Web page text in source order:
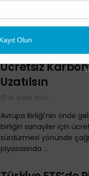
yaşanan sert düşüş,
Friedrich Merz olmak
sisteme ilk ...
Sanayicilerden
Ücretsiz
Uzatılsın
25 ŞUBAT 2026
Avrupa Birliği'nin önde
birliğin sanayiler için
sürdürmesi yönünde
piyasasında ...